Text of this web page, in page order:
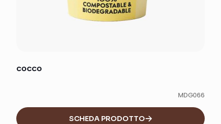
COCCO
MDG066
SCHEDA PRODOTTO